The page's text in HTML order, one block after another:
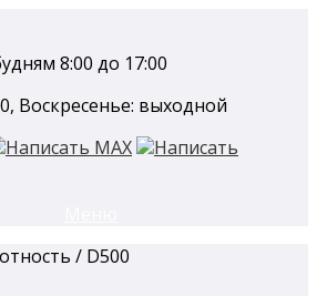
8:00 до 17:00
Воскресенье: выходной
Написать MAX
Написать
/ D500